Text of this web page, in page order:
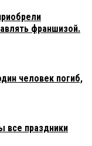
франшизой.
человек погиб,
праздники